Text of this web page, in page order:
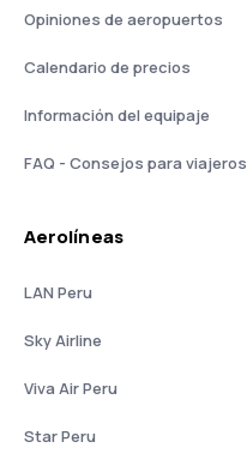
Opiniones de aeropuertos
Calendario de precios
Información del equipaje
FAQ - Consejos para viajeros
Aerolíneas
LAN Peru
Sky Airline
Viva Air Peru
Star Peru